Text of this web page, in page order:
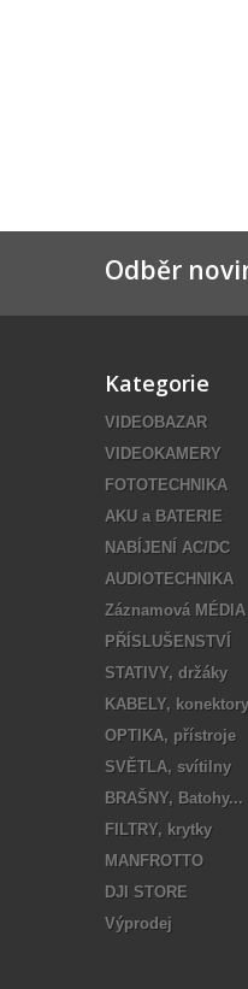
Odběr
Kategorie
VIDEOBAZAR
VIDEOKAMERY
FOTOTECHNIKA
AKU a BATERIE
NABÍJENÍ AC/DC
AUDIOTECHNIKA
Záznamová MÉDIA
PŘÍSLUŠENSTVÍ
STATIVY, držáky
KABELY, konektory
OPTIKA, přístroje
SVĚTLA, svítilny
BRAŠNY, Batohy...
FILTRY, krytky
MANFROTTO
DJI STORE
Výprodej